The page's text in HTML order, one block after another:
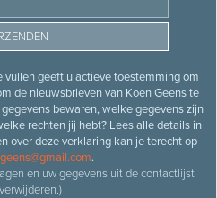
vullen geeft u actieve toestemming om
de nieuwsbrieven van Koen Geens te
bewaren, welke gegevens zijn
rechten jij hebt? Lees alle details in
over deze verklaring kan je terecht op
.
en uw gegevens uit de contactlijst